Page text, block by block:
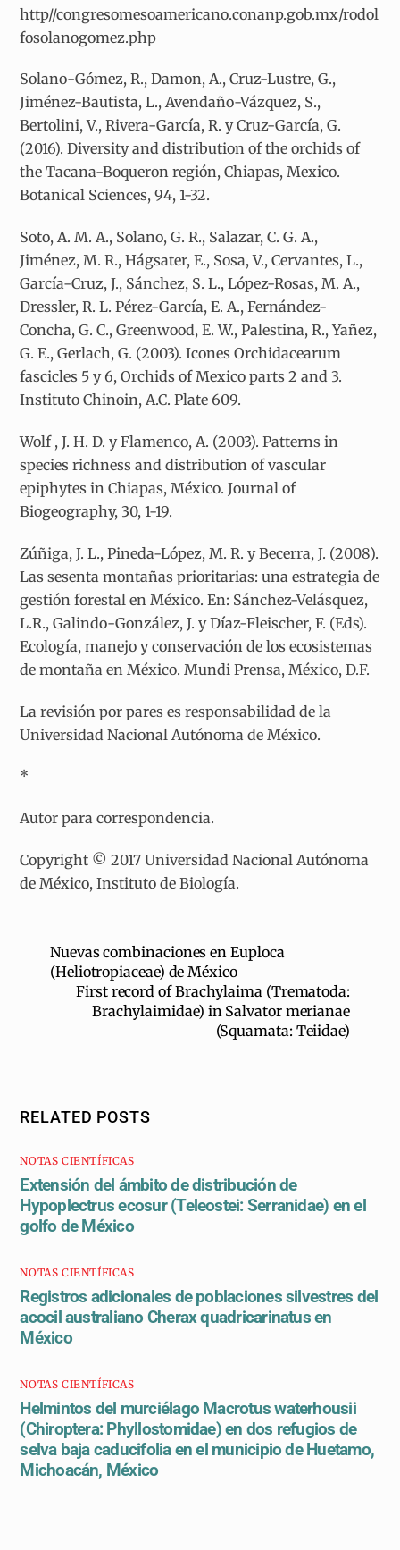
http//congresomesoamericano.conanp.gob.mx/rodol
fosolanogomez.php
Solano-Gómez, R., Damon, A., Cruz-Lustre, G.,
Jiménez-Bautista, L., Avendaño-Vázquez, S.,
Bertolini, V., Rivera-García, R. y Cruz-García, G.
(2016). Diversity and distribution of the orchids of
the Tacana-Boqueron región, Chiapas, Mexico.
Botanical Sciences, 94, 1-32.
Soto, A. M. A., Solano, G. R., Salazar, C. G. A.,
Jiménez, M. R., Hágsater, E., Sosa, V., Cervantes, L.,
García-Cruz, J., Sánchez, S. L., López-Rosas, M. A.,
Dressler, R. L. Pérez-García, E. A., Fernández-
Concha, G. C., Greenwood, E. W., Palestina, R., Yañez,
G. E., Gerlach, G. (2003). Icones Orchidacearum
fascicles 5 y 6, Orchids of Mexico parts 2 and 3.
Instituto Chinoin, A.C. Plate 609.
Wolf , J. H. D. y Flamenco, A. (2003). Patterns in
species richness and distribution of vascular
epiphytes in Chiapas, México. Journal of
Biogeography, 30, 1-19.
Zúñiga, J. L., Pineda-López, M. R. y Becerra, J. (2008).
Las sesenta montañas prioritarias: una estrategia de
gestión forestal en México. En: Sánchez-Velásquez,
L.R., Galindo-González, J. y Díaz-Fleischer, F. (Eds).
Ecología, manejo y conservación de los ecosistemas
de montaña en México. Mundi Prensa, México, D.F.
La revisión por pares es responsabilidad de la
Universidad Nacional Autónoma de México.
*
Autor para correspondencia.
Copyright © 2017 Universidad Nacional Autónoma
de México, Instituto de Biología.
Nuevas combinaciones en Euploca
(Heliotropiaceae) de México
First record of Brachylaima (Trematoda:
Brachylaimidae) in Salvator merianae
(Squamata: Teiidae)
RELATED POSTS
NOTAS CIENTÍFICAS
Extensión del ámbito de distribución de
Hypoplectrus ecosur (Teleostei: Serranidae) en el
golfo de México
NOTAS CIENTÍFICAS
Registros adicionales de poblaciones silvestres del
acocil australiano Cherax quadricarinatus en
México
NOTAS CIENTÍFICAS
Helmintos del murciélago Macrotus waterhousii
(Chiroptera: Phyllostomidae) en dos refugios de
selva baja caducifolia en el municipio de Huetamo,
Michoacán, México